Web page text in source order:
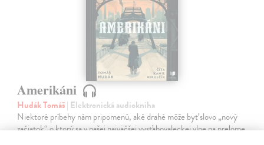
Amerikáni
Hudák Tomáš| Elektronická audiokniha
Niektoré príbehy nám pripomenú, aké drahé môže byť slovo „nový
začiatok“ o ktorý sa v našej najväčšej vysťahovaleckej vlne na prelome